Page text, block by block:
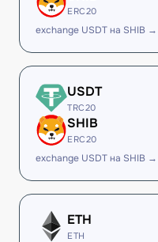
ERC20
exchange USDT на SHIB →
USDT
TRC20
SHIB
ERC20
exchange USDT на SHIB →
ETH
ETH